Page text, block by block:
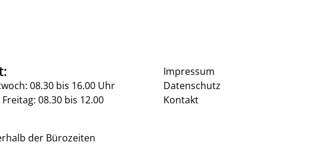
08.30 bis 16.00 Uhr
08.30 bis 12.00
der Bürozeiten
Impressum
Datenschutz
Kontakt